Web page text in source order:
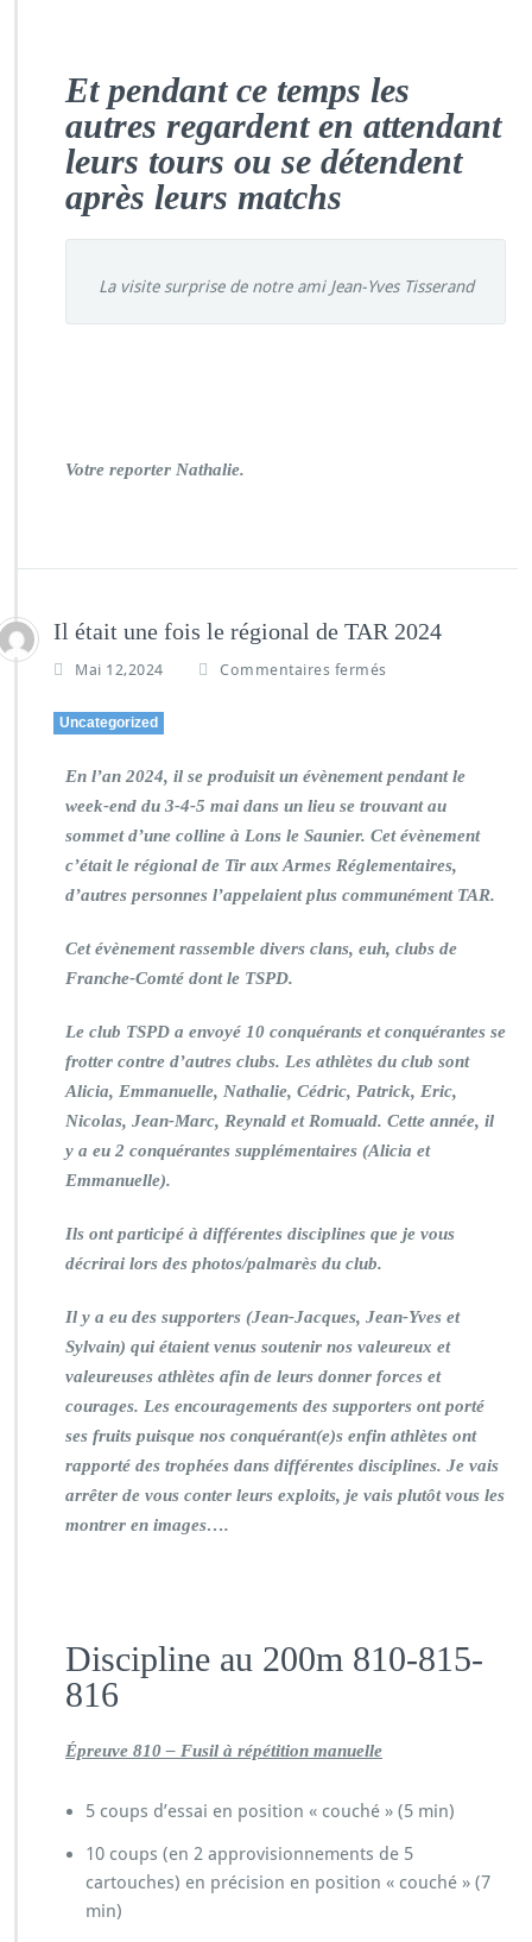
Et pendant ce temps les
autres regardent en attendant
leurs tours ou se détendent
après leurs matchs
La visite surprise de notre ami Jean-Yves Tisserand
Votre reporter Nathalie.
Il était une fois le régional de TAR 2024
Mai 12,2024 Commentaires fermés
Uncategorized
En l’an 2024, il se produisit un évènement pendant le
week-end du 3-4-5 mai dans un lieu se trouvant au
sommet d’une colline à Lons le Saunier. Cet évènement
c’était le régional de Tir aux Armes Réglementaires,
d’autres personnes l’appelaient plus communément TAR.
Cet évènement rassemble divers clans, euh, clubs de
Franche-Comté dont le TSPD.
Le club TSPD a envoyé 10 conquérants et conquérantes se
frotter contre d’autres clubs. Les athlètes du club sont
Alicia, Emmanuelle, Nathalie, Cédric, Patrick, Eric,
Nicolas, Jean-Marc, Reynald et Romuald. Cette année, il
y a eu 2 conquérantes supplémentaires (Alicia et
Emmanuelle).
Ils ont participé à différentes disciplines que je vous
décrirai lors des photos/palmarès du club.
Il y a eu des supporters (Jean-Jacques, Jean-Yves et
Sylvain) qui étaient venus soutenir nos valeureux et
valeureuses athlètes afin de leurs donner forces et
courages. Les encouragements des supporters ont porté
ses fruits puisque nos conquérant(e)s enfin athlètes ont
rapporté des trophées dans différentes disciplines. Je vais
arrêter de vous conter leurs exploits, je vais plutôt vous les
montrer en images….
Discipline au 200m 810-815-
816
Épreuve 810 – Fusil à répétition manuelle
5 coups d’essai en position « couché » (5 min)
10 coups (en 2 approvisionnements de 5
cartouches) en précision en position « couché » (7
min)